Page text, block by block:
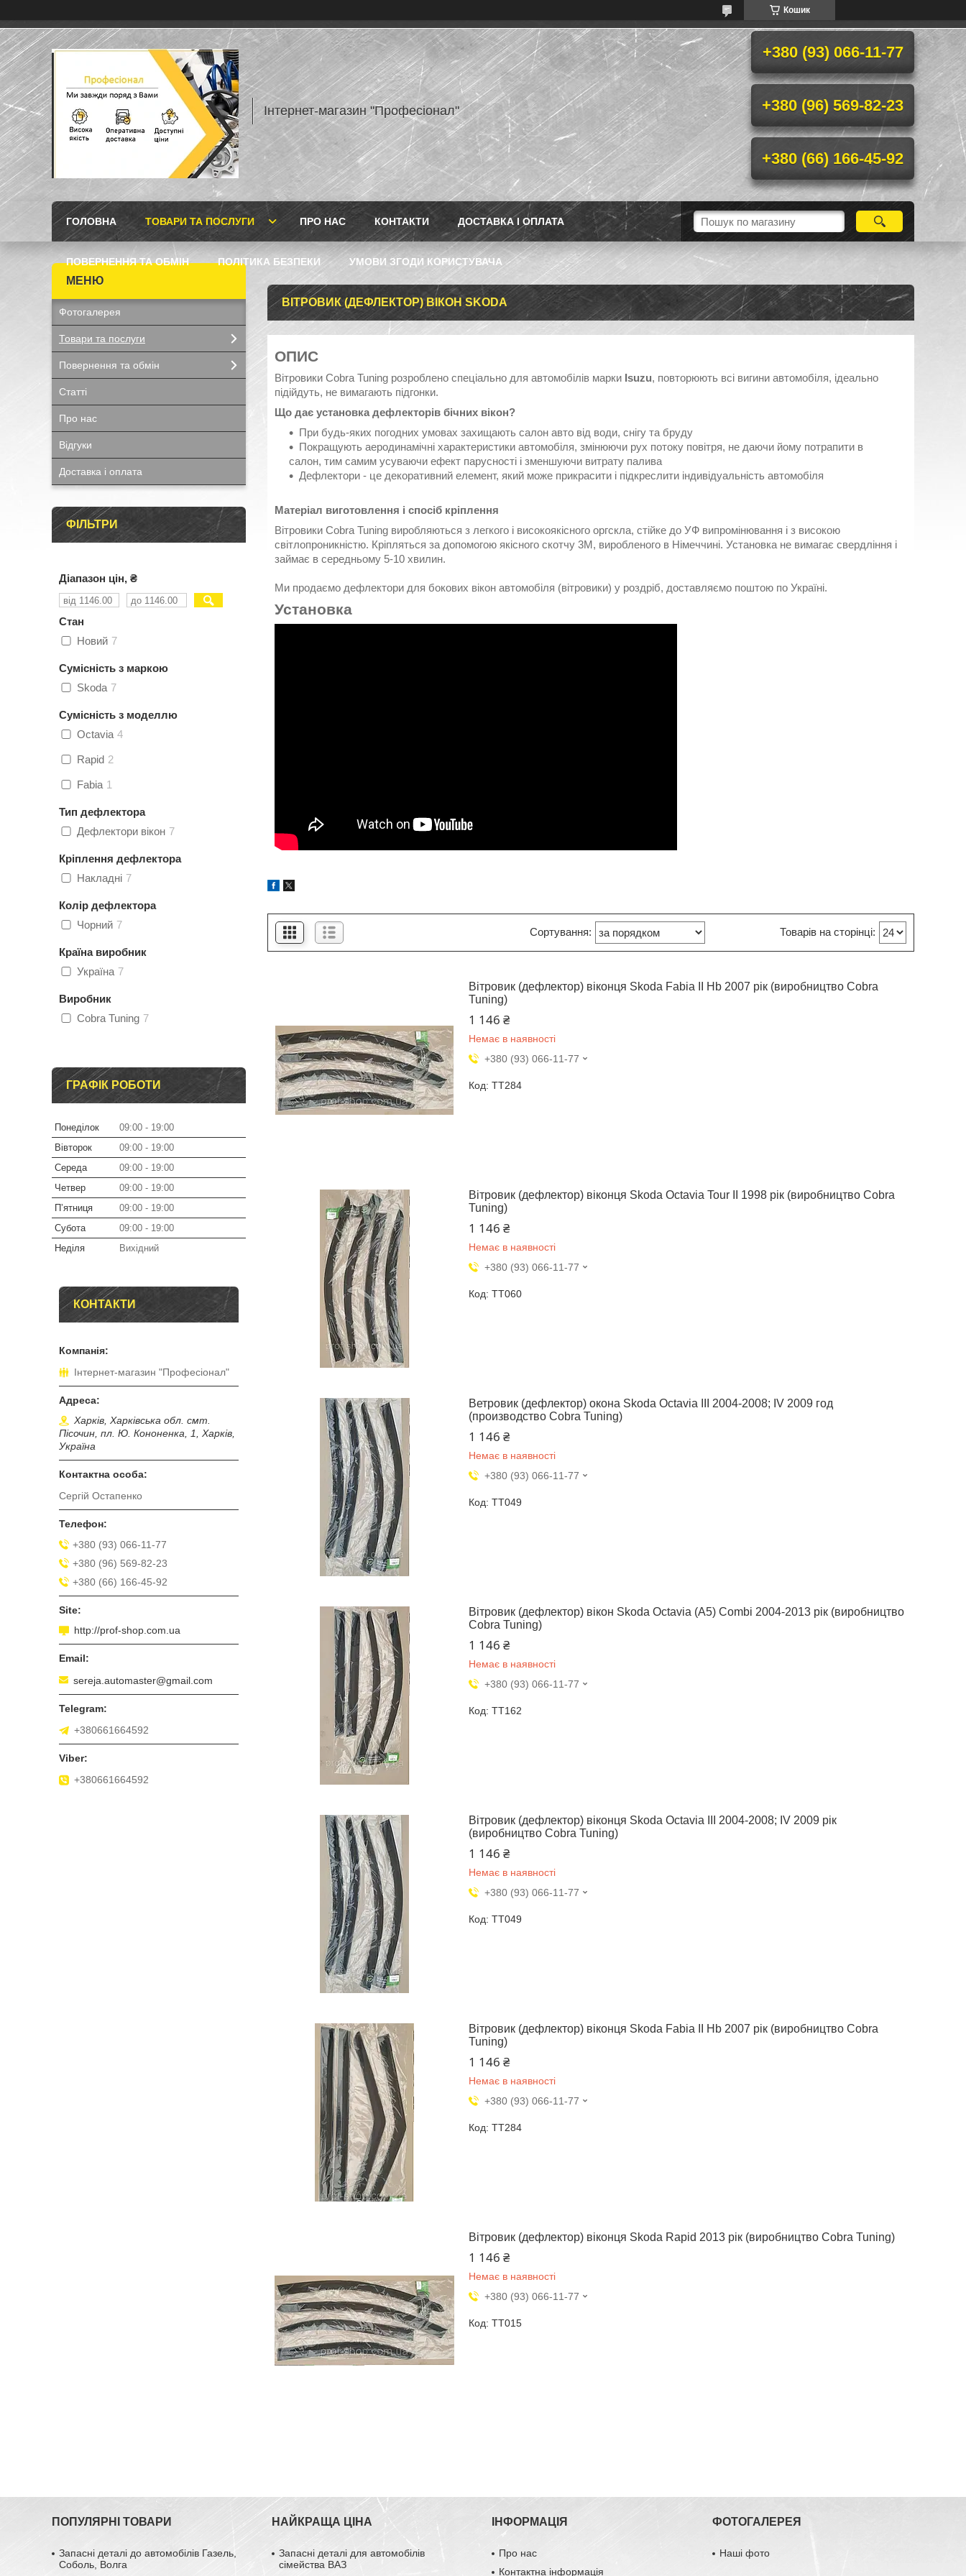
Кошик
Інтернет-магазин "Професіонал"
+380 (93) 066-11-77
+380 (96) 569-82-23
+380 (66) 166-45-92
ГОЛОВНА ТОВАРИ ТА ПОСЛУГИ ПРО НАС КОНТАКТИ ДОСТАВКА І ОПЛАТА
ПОВЕРНЕННЯ ТА ОБМІН ПОЛІТИКА БЕЗПЕКИ УМОВИ ЗГОДИ КОРИСТУВАЧА
ВІТРОВИК (ДЕФЛЕКТОР) ВІКОН SKODA
ОПИС
Вітровики Cobra Tuning розроблено спеціально для автомобілів марки Isuzu, повторюють всі вигини автомобіля, ідеально
підійдуть, не вимагають підгонки.
Що дає установка дефлекторів бічних вікон?
При будь-яких погодних умовах захищають салон авто від води, снігу та бруду
Покращують аеродинамічні характеристики автомобіля, змінюючи рух потоку повітря, не даючи йому потрапити в
салон, тим самим усуваючи ефект парусності і зменшуючи витрату палива
Дефлектори - це декоративний елемент, який може прикрасити і підкреслити індивідуальність автомобіля
Матеріал виготовлення і спосіб кріплення
Вітровики Cobra Tuning виробляються з легкого і високоякісного оргскла, стійке до УФ випромінювання і з високою
світлопроникністю. Кріпляться за допомогою якісного скотчу 3М, виробленого в Німеччині. Установка не вимагає свердління і
займає в середньому 5-10 хвилин.
Ми продаємо дефлектори для бокових вікон автомобіля (вітровики) у роздріб, доставляємо поштою по Україні.
Установка
Вітровик (дефлектор) віконця Skoda Fabia II Hb 2007 рік (виробництво Cobra
Tuning)
1 146 ₴
Немає в наявності
+380 (93) 066-11-77
TT284
Вітровик (дефлектор) віконця Skoda Octavia Tour II 1998 рік (виробництво Cobra
Tuning)
1 146 ₴
Немає в наявності
+380 (93) 066-11-77
TT060
Ветровик (дефлектор) окона Skoda Octavia III 2004-2008; IV 2009 год
(производство Cobra Tuning)
1 146 ₴
Немає в наявності
+380 (93) 066-11-77
TT049
Вітровик (дефлектор) вікон Skoda Octavia (A5) Combi 2004-2013 рік (виробництво
Cobra Tuning)
1 146 ₴
Немає в наявності
+380 (93) 066-11-77
TT162
Вітровик (дефлектор) віконця Skoda Octavia III 2004-2008; IV 2009 рік
(виробництво Cobra Tuning)
1 146 ₴
Немає в наявності
+380 (93) 066-11-77
TT049
Вітровик (дефлектор) віконця Skoda Fabia II Hb 2007 рік (виробництво Cobra
Tuning)
1 146 ₴
Немає в наявності
+380 (93) 066-11-77
TT284
Вітровик (дефлектор) віконця Skoda Rapid 2013 рік (виробництво Cobra Tuning)
1 146 ₴
Немає в наявності
+380 (93) 066-11-77
TT015
Фотогалерея
Товари та послуги
Повернення та обмін
Статті
Про нас
Відгуки
Доставка і оплата
ФІЛЬТРИ
Діапазон цін, ₴
Стан
Новий 7
Сумісність з маркою
Skoda 7
Сумісність з моделлю
Octavia 4
Rapid 2
Fabia 1
Тип дефлектора
Дефлектори вікон 7
Кріплення дефлектора
Накладні 7
Колір дефлектора
Чорний 7
Країна виробник
Україна 7
Виробник
Cobra Tuning 7
ГРАФІК РОБОТИ
Понеділок 09:00
19:00
Вівторок
09:00
19:00
Середа
09:00
19:00
Четвер
09:00
19:00
Пʼятниця
09:00
19:00
Субота
09:00
19:00
Неділя
Вихідний
КОНТАКТИ
Інтернет-магазин "Професіонал"
Харків, Харківська обл. смт.
Пісочин, пл. Ю. Кононенка, 1, Харків,
Україна
Сергій Остапенко
+380 (93) 066-11-77
+380 (96) 569-82-23
+380 (66) 166-45-92
http://prof-shop.com.ua
sereja.automaster@gmail.com
+380661664592
+380661664592
ПОПУЛЯРНІ ТОВАРИ
Запасні деталі до автомобілів Газель,
Соболь, Волга
НАЙКРАЩА ЦІНА
Запасні деталі для автомобілів
сімейства ВАЗ
ІНФОРМАЦІЯ
Про нас
Контактна інформація
ФОТОГАЛЕРЕЯ
Наші фото